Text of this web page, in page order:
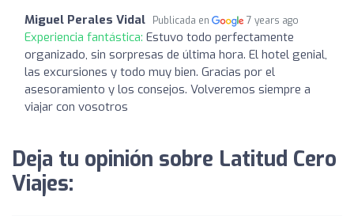
Miguel Perales Vidal Publicada en 7 years ago
Experiencia fantástica: Estuvo todo perfectamente
organizado, sin sorpresas de última hora. El hotel genial,
las excursiones y todo muy bien. Gracias por el
asesoramiento y los consejos. Volveremos siempre a
viajar con vosotros
Deja tu opinión sobre Latitud Cero
Viajes: